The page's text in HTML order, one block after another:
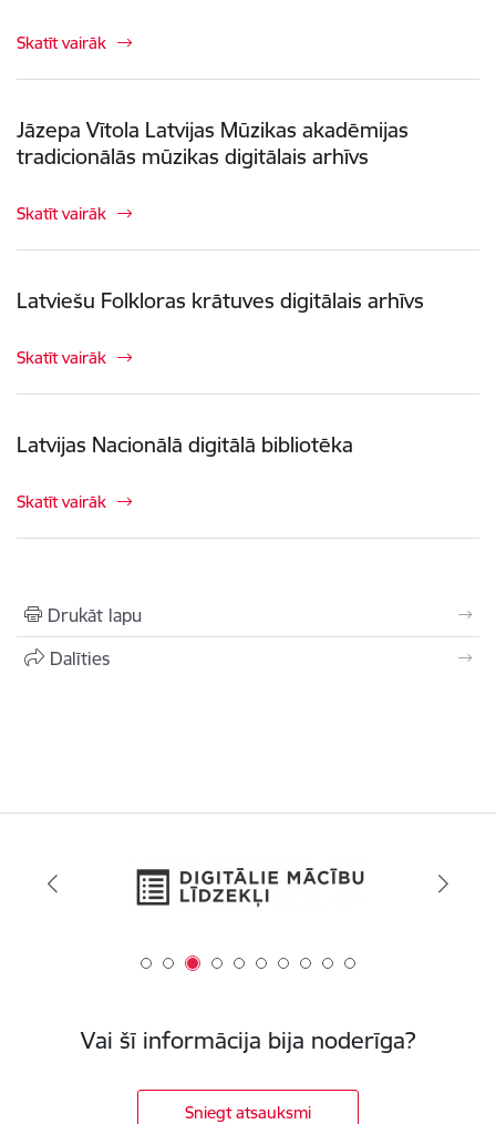
Skatīt vairāk
Jāzepa Vītola Latvijas Mūzikas akadēmijas
tradicionālās mūzikas digitālais arhīvs
Skatīt vairāk
Latviešu Folkloras krātuves digitālais arhīvs
Skatīt vairāk
Latvijas Nacionālā digitālā bibliotēka
Skatīt vairāk
Drukāt lapu
Dalīties
Vai šī informācija bija noderīga?
Sniegt atsauksmi